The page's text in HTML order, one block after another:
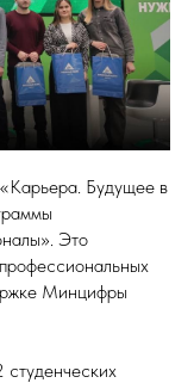
Будущее в
Это
Минцифры
студенческих